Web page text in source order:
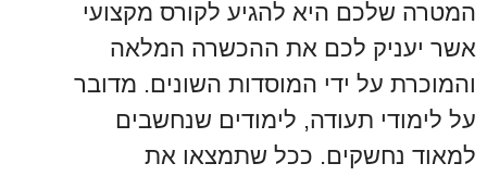
המטרה שלכם היא להגיע לקורס מקצועי
אשר יעניק לכם את ההכשרה המלאה
והמוכרת על ידי המוסדות השונים. מדובר
על לימודי תעודה, לימודים שנחשבים
למאוד נחשקים. ככל שתמצאו את